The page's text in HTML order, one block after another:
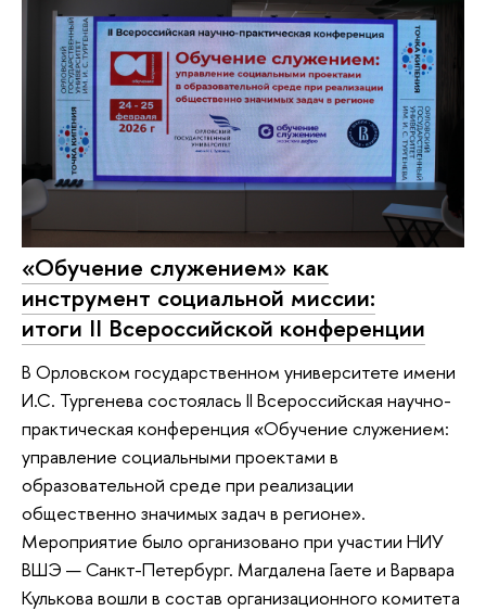
«Обучение служением» как
инструмент социальной миссии:
итоги II Всероссийской конференции
В Орловском государственном университете имени
И.С. Тургенева состоялась II Всероссийская научно-
практическая конференция «Обучение служением:
управление социальными проектами в
образовательной среде при реализации
общественно значимых задач в регионе».
Мероприятие было организовано при участии НИУ
ВШЭ — Санкт-Петербург. Магдалена Гаете и Варвара
Кулькова вошли в состав организационного комитета